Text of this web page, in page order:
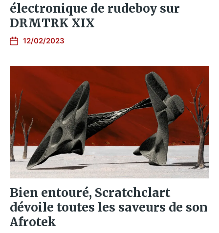
électronique de rudeboy sur
DRMTRK XIX
12/02/2023
Bien entouré, Scratchclart
dévoile toutes les saveurs de son
Afrotek